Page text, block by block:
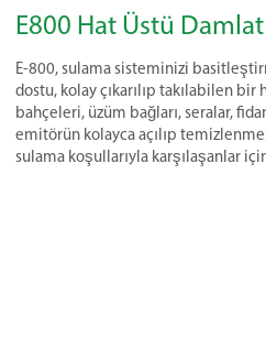
E800 Hat Üstü
E-800, sulama sisteminizi
dostu, kolay çıkarılıp takılabilen bir
bahçeleri, üzüm bağları, seralar,
emitörün kolayca açılıp
sulama koşullarıyla karşılaşanlar